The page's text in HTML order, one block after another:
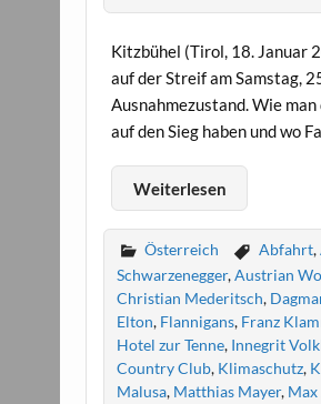
Kitzbühel (Tirol, 18. Januar
auf der Streif am Samstag,
Ausnahmezustand. Wie
auf den Sieg haben und wo
Weiterlesen
Österreich Abfahrt,
Schwarzenegger,Austrian
Christian Mederitsch,
Elton, Flannigans, Franz
Hotel zur Tenne, Innegrit
Country Club, Klimaschutz,
Malusa, Matthias Mayer, Max